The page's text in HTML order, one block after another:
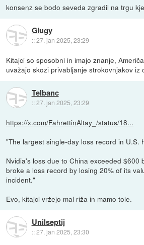
konsenz se bodo seveda zgradil na trgu
Glugy
::27. jan 2025, 23:29
Kitajci so sposobni in imajo znanje,
uvažajo skozi privabljanje strokovnjakov iz
Telbanc
::27. jan 2025, 23:29
https://x.com/FahrettinAltay_/status/18...
"The largest single-day loss record in U.S.
Nvidia's loss due to China exceeded $600
broke a loss record by losing 20% of its
incident."
Evo, kitajci vržejo mal riža in mamo tole.
Unilseptij
::27. jan 2025, 23:30